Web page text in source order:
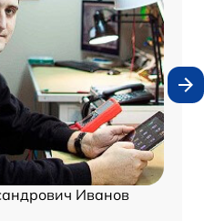
Иванов